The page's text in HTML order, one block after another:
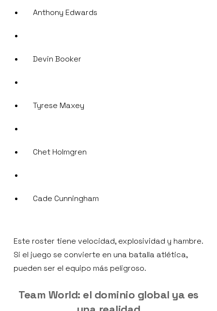
Anthony Edwards
Devin Booker
Tyrese Maxey
Chet Holmgren
Cade Cunningham
Este roster tiene velocidad, explosividad y hambre.
Si el juego se convierte en una batalla atlética,
pueden ser el equipo más peligroso.
Team World: el dominio global ya es